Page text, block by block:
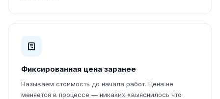
Фиксированная цена заранее
Называем стоимость до начала работ. Цена не
меняется в процессе — никаких «выяснилось что